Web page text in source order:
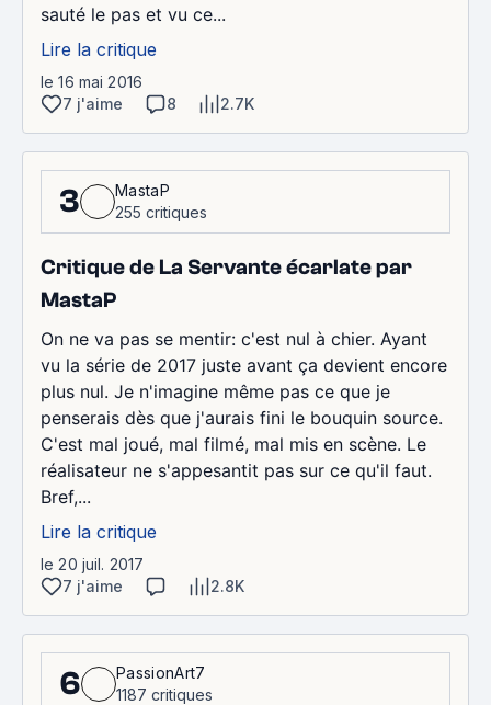
sauté le pas et vu ce...
Lire la critique
le 16 mai 2016
7 j'aime
8 2.7K
3
MastaP
255 critiques
Critique de La Servante écarlate par
MastaP
On ne va pas se mentir: c'est nul à chier. Ayant
vu la série de 2017 juste avant ça devient encore
plus nul. Je n'imagine même pas ce que je
penserais dès que j'aurais fini le bouquin source.
C'est mal joué, mal filmé, mal mis en scène. Le
réalisateur ne s'appesantit pas sur ce qu'il faut.
Bref,...
Lire la critique
le 20 juil. 2017
7 j'aime
2.8K
6
PassionArt7
1187 critiques